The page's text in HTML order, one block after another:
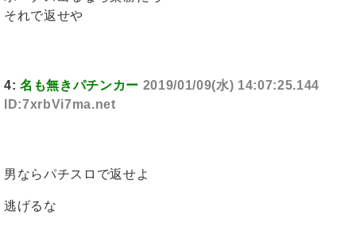
それで返せや
4: 名も無きパチンカー 2019/01/09(水) 14:07:25.144
ID:7xrbVi7ma.net
男ならパチスロで返せよ
逃げるな